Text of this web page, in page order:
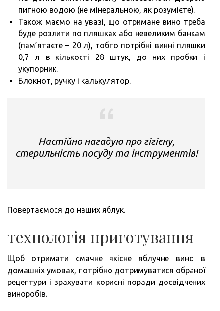
питною водою (не мінеральною, як розумієте).
Також маємо на увазі, що отримане вино треба
буде розлити по пляшках або невеликим банкам
(пам’ятаєте – 20 л), тобто потрібні винні пляшки
0,7 л в кількості 28 штук, до них пробки і
укупорник.
Блокнот, ручку і калькулятор.
Настійно нагадую про гігієну,
стерильність посуду та інструментів!
Повертаємося до наших яблук.
технологія приготування
Щоб отримати смачне якісне яблучне вино в
домашніх умовах, потрібно дотримуватися обраної
рецептури і врахувати корисні поради досвідчених
виноробів.